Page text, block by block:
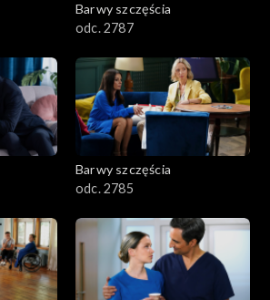
Barwy szczęścia
odc. 2787
Barwy szczęścia
odc. 2785